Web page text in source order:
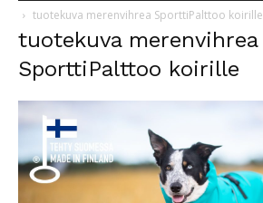
tuotekuva merenvihrea SporttiPalttoo koirille
tuotekuva merenvihrea
SporttiPalttoo koirille